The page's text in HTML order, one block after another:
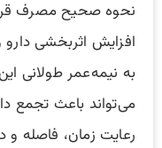
نحوه صحیح مصرف
افزایش اثربخشی
به نیمه‌عمر طولانی
می‌تواند باعث تجمع
رعایت زمان، فاصله